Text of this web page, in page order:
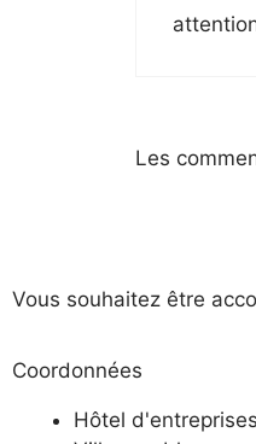
Les
Vous souhaitez être
Coordonnées
Hôtel